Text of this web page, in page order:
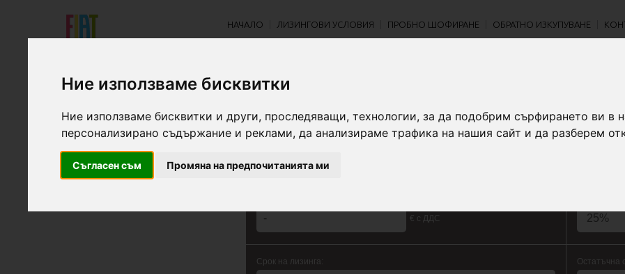
Ние използваме бисквитки
Ние използваме бисквитки и други, проследяващи, технологии, за да подобрим сърфирането ви в
персонализирано съдържание и реклами, да анализираме трафика на нашия сайт и да разберем
Съгласен съм Промяна на предпочитанията ми
НАЧАЛО ЛИЗИНГОВИ УСЛОВИЯ ПРОБНО ШОФИРАНЕ ОБРАТНО ИЗКУПУВАНЕ
FIAT SFA Leasing с фиксирана лихва
€ с ДДС
Срок на лизинга: Остатъчна